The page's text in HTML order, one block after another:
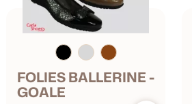
FOLIES BALLERINE -
GOALE